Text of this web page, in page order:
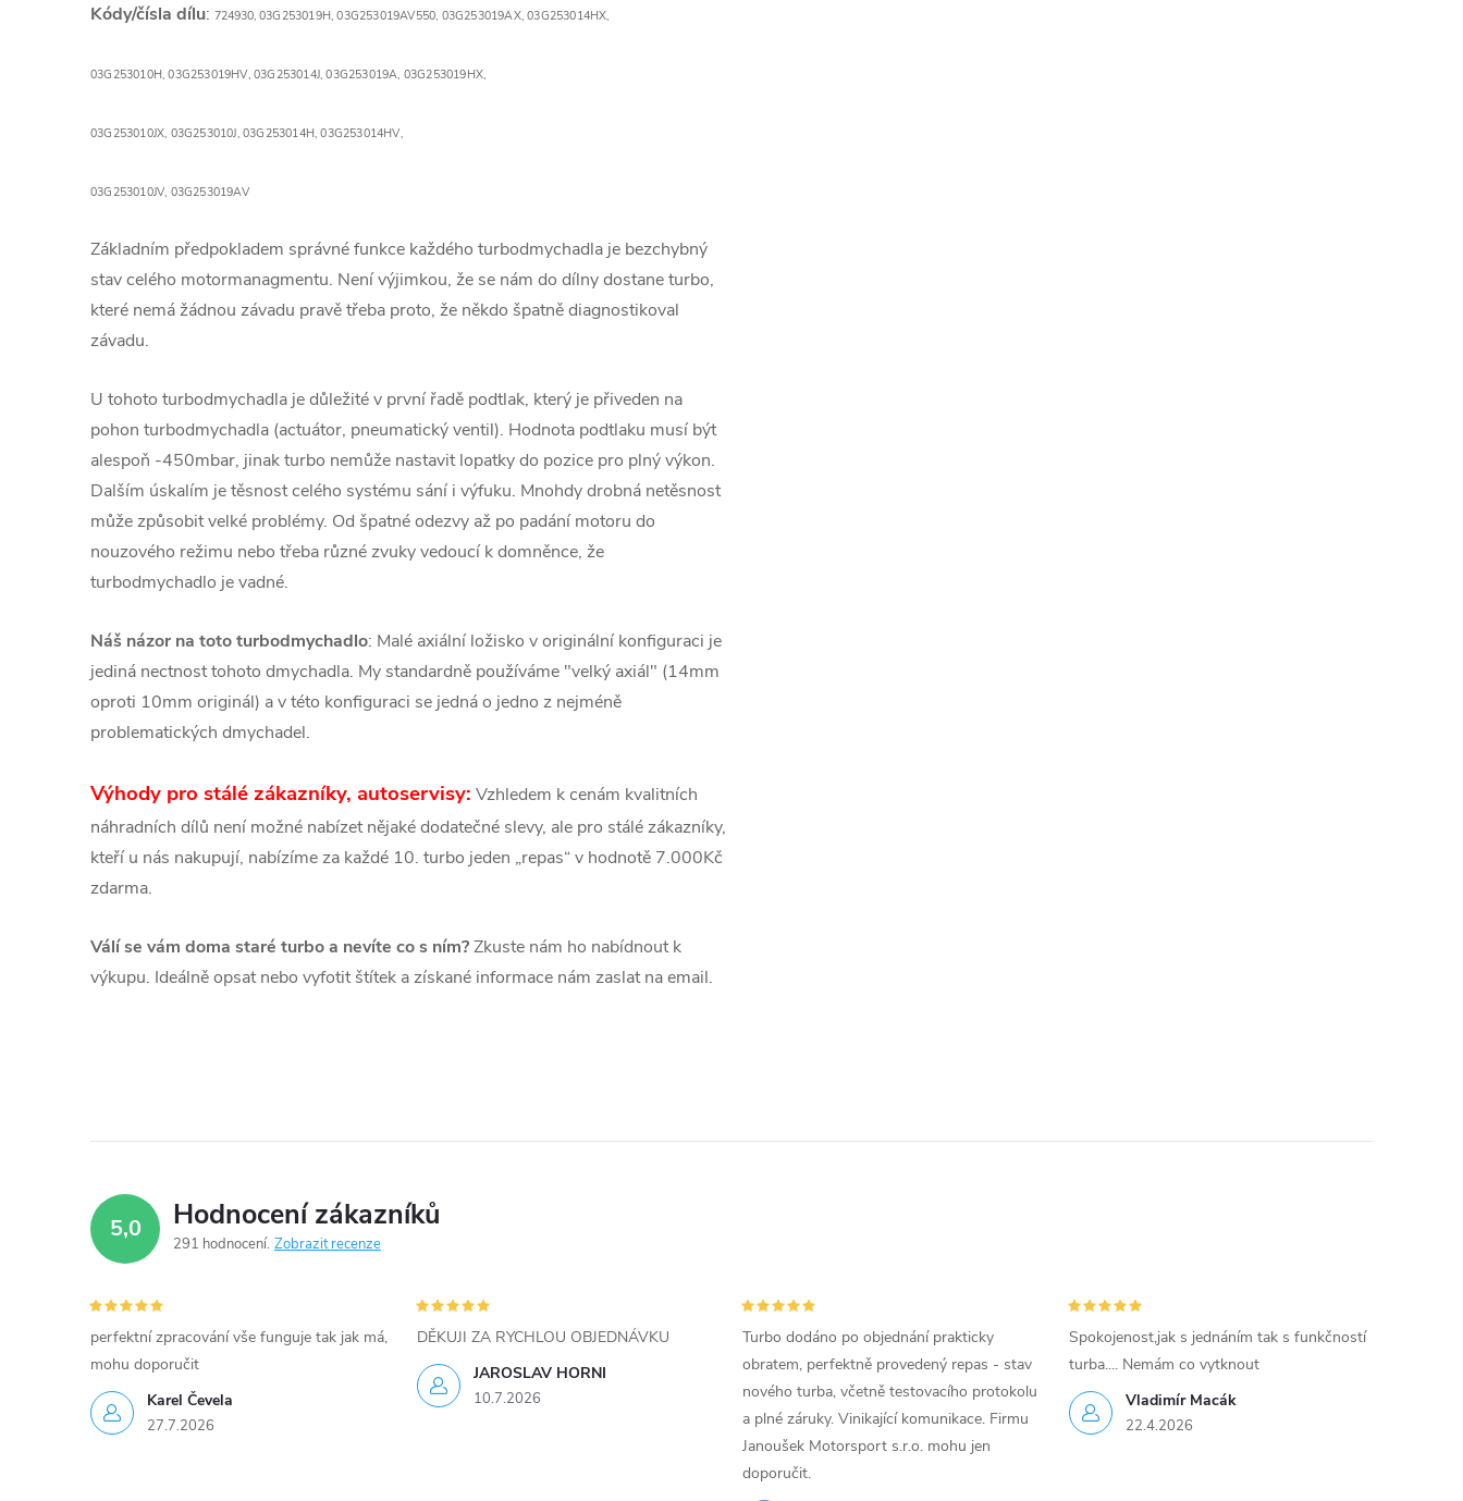
Kódy/čísla dílu: 724930, 03G253019H,03G253019AV550, 03G253019AX,03G253014HX,
03G253010H, 03G253019HV,03G253014J,03G253019A, 03G253019HX,
03G253010JX, 03G253010J,03G253014H,03G253014HV,
03G253010JV, 03G253019AV
Základním předpokladem správné funkce každého turbodmychadla je bezchybný
stav celého motormanagmentu. Není výjimkou, že se nám do dílny dostane turbo,
které nemá žádnou závadu pravě třeba proto, že někdo špatně diagnostikoval
závadu.
U tohoto turbodmychadla je důležité v první řadě podtlak, který je přiveden na
pohon turbodmychadla (actuátor, pneumatický ventil). Hodnota podtlaku musí být
alespoň -450mbar, jinak turbo nemůže nastavit lopatky do pozice pro plný výkon.
Dalším úskalím je těsnost celého systému sání i výfuku. Mnohdy drobná netěsnost
může způsobit velké problémy. Od špatné odezvy až po padání motoru do
nouzového režimu nebo třeba různé zvuky vedoucí k domněnce, že
turbodmychadlo je vadné.
Náš názor na toto turbodmychadlo: Malé axiální ložisko v originální konfiguraci je
jediná nectnost tohoto dmychadla. My standardně používáme "velký axiál" (14mm
oproti 10mm originál) a v této konfiguraci se jedná o jedno z nejméně
problematických dmychadel.
Výhody pro stálé zákazníky, autoservisy: Vzhledem k cenám kvalitních
náhradních dílů není možné nabízet nějaké dodatečné slevy, ale pro stálé zákazníky,
kteří u nás nakupují, nabízíme za každé 10. turbo jeden „repas“ v hodnotě 7.000Kč
zdarma.
Válí se vám doma staré turbo a nevíte co s ním?Zkuste nám ho nabídnout k
výkupu. Ideálně opsat nebo vyfotit štítek a získané informace nám zaslat na email.
5,0 Hodnocení zákazníků
291 hodnocení Zobrazit recenze
Karel Čevela
27.7.2026
perfektní zpracování vše funguje tak jak má,
mohu doporučit
JAROSLAV HORNI
10.7.2026
DĚKUJI ZA RYCHLOU OBJEDNÁVKU
Turbo dodáno po objednání prakticky
obratem, perfektně provedený repas - stav
nového turba, včetně testovacího protokolu
a plné záruky. Vinikající komunikace. Firmu
Janoušek Motorsport s.r.o. mohu jen
doporučit.
Vladimír Macák
22.4.2026
Spokojenost,jak s jednáním tak s funkčností
turba.... Nemám co vytknout